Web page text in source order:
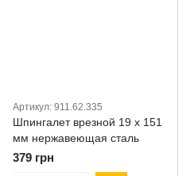
Артикул: 911.62.335
Шпингалет врезной 19 х 151
мм нержавеющая сталь
379 грн